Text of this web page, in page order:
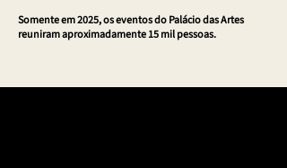
Somente em 2025, os eventos do Palácio das Artes
reuniram aproximadamente 15 mil pessoas.